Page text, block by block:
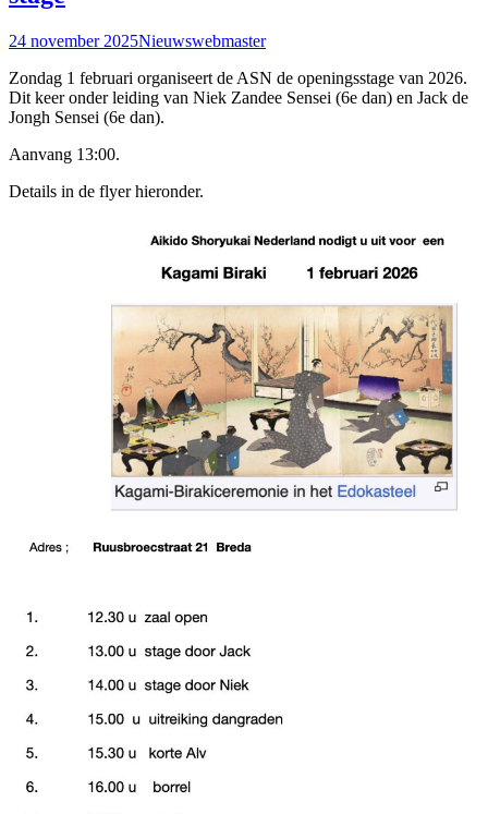
24 november 2025Nieuwswebmaster
Zondag 1 februari organiseert de ASN de openingsstage van 2026.
Dit keer onder leiding van Niek Zandee Sensei (6e dan) en Jack de
Jongh Sensei (6e dan).
Aanvang 13:00.
Details in de flyer hieronder.